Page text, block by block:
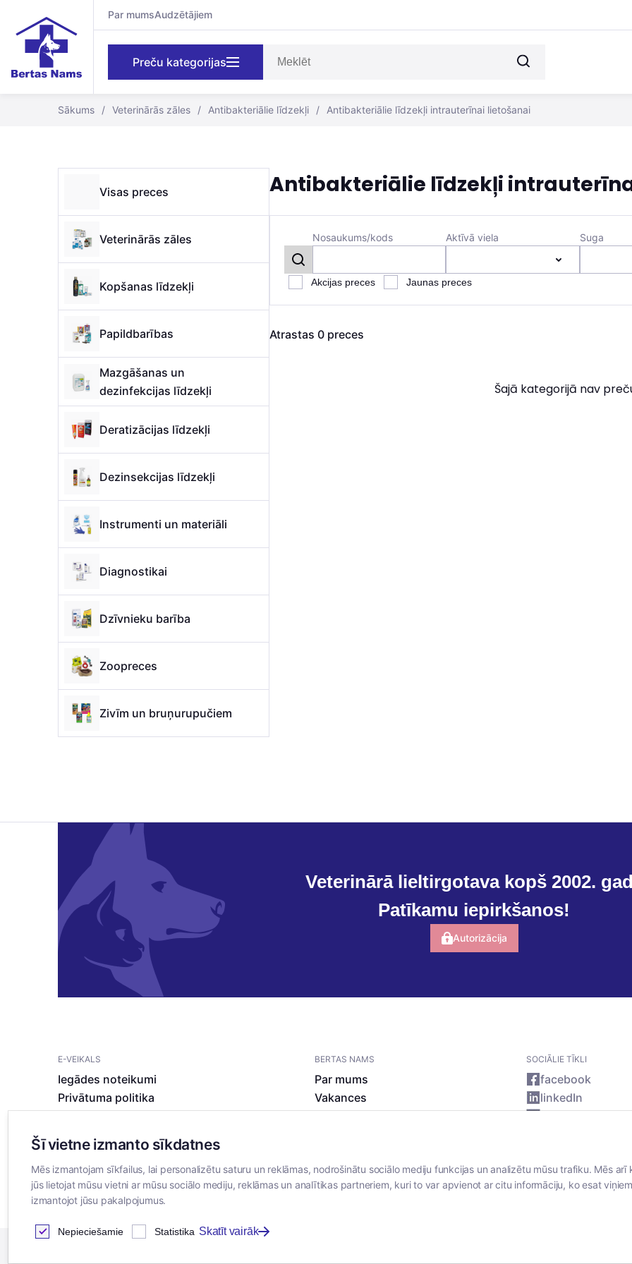
Par mumsAudzētājiem
Preču kategorijas
Sākums / Veterinārās zāles / Antibakteriālie līdzekļi / Antibakteriālie līdzekļi intrauterīnai lietošanai
Visas preces
Veterinārās zāles
Kopšanas līdzekļi
Papildbarības
Mazgāšanas un
dezinfekcijas līdzekļi
Deratizācijas līdzekļi
Dezinsekcijas līdzekļi
Instrumenti un materiāli
Diagnostikai
Dzīvnieku barība
Zoopreces
Zivīm un bruņurupučiem
Antibakteriālie līdzekļi
Nosaukums/kods Aktīvā viela Suga
Akcijas preces Jaunas preces
Atrastas 0preces
Šajā kategorijā nav
Veterinārā lieltirgotava kopš 2002.
Patīkamu iepirkšanos!
Autorizācija
E-VEIKALS
Iegādes noteikumi
Privātuma politika
BERTAS NAMS
Par mums
Vakances
SOCIĀLIE TĪKLI
facebook
linkedIn
Šī vietne izmanto sīkdatnes
Mēs izmantojam sīkfailus, lai personalizētu saturu un reklāmas, nodrošinātu sociālo mediju funkcijas un analizētu mūsu trafiku. Mēs
jūs lietojat mūsu vietni ar mūsu sociālo mediju, reklāmas un analītikas partneriem, kuri to var apvienot ar citu informāciju, ko esat
izmantojot jūsu pakalpojumus.
Nepieciešamie Statistika Skatīt vairāk